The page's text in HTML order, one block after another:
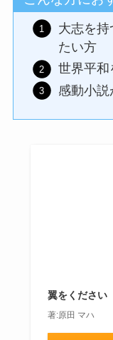
大志を
たい方
世界平和
感動小
翼をくださ
著:原田 マハ